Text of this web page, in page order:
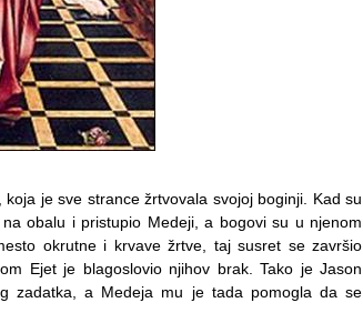
je sve strance žrtvovala svojoj boginji. Kad su
obalu i pristupio Medeji, a bogovi su u njenom
okrutne i krvave žrtve, taj susret se završio
Ejet je blagoslovio njihov brak. Tako je Jason
zadatka, a Medeja mu je tada pomogla da se